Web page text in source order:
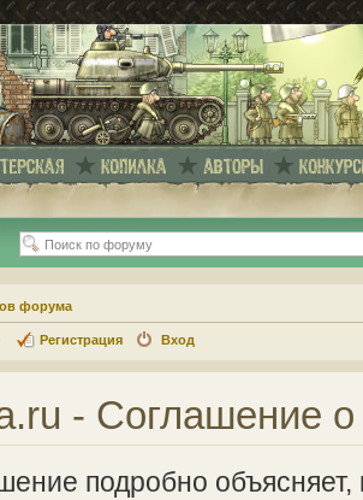
форума
Регистрация Вход
- Соглашение
подробно объясняет,